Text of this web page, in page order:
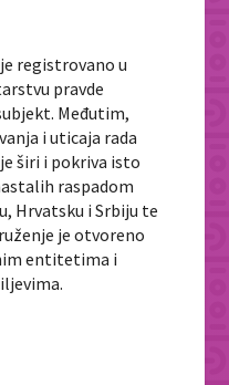
registrovano u
pravde
Međutim,
i uticaja rada
širi i pokriva isto
raspadom
Hrvatsku i Srbiju te
je otvoreno
entitetima i